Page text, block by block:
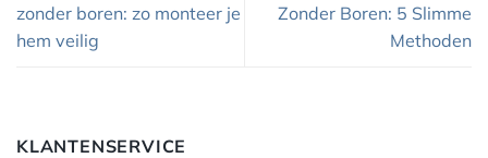
zonder boren: zo monteer je
hem veilig
Zonder Boren: 5 Slimme
Methoden
KLANTENSERVICE